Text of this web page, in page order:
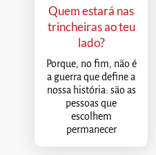
Quem estará nas
trincheiras ao teu
lado?
Porque, no fim, não é
a guerra que define a
nossa história: são as
pessoas que
escolhem
permanecer